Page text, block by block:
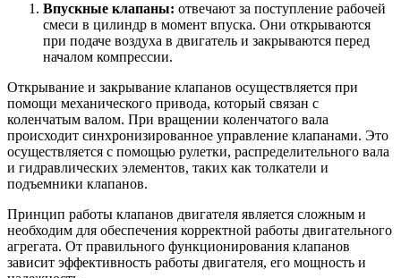
Впускные клапаны: отвечают за поступление рабочей
смеси в цилиндр в момент впуска. Они открываются
при подаче воздуха в двигатель и закрываются перед
началом компрессии.
Открывание и закрывание клапанов осуществляется при
помощи механического привода, который связан с
коленчатым валом. При вращении коленчатого вала
происходит синхронизированное управление клапанами. Это
осуществляется с помощью рулетки, распределительного вала
и гидравлических элементов, таких как толкатели и
подъемники клапанов.
Принцип работы клапанов двигателя является сложным и
необходим для обеспечения корректной работы двигательного
агрегата. От правильного функционирования клапанов
зависит эффективность работы двигателя, его мощность и